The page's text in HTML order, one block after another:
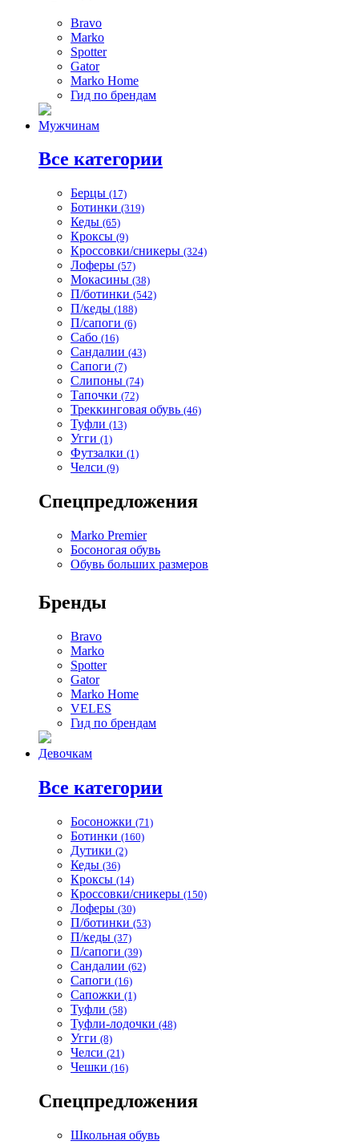
Bravo
Marko
Spotter
Gator
Marko Home
Гид по брендам
Мужчинам
Все категории
Берцы (17)
Ботинки (319)
Кеды (65)
Кроксы (9)
Кроссовки/сникеры (324)
Лоферы (57)
Мокасины (38)
П/ботинки (542)
П/кеды (188)
П/сапоги (6)
Сабо (16)
Сандалии (43)
Сапоги (7)
Слипоны (74)
Тапочки (72)
Треккинговая обувь (46)
Туфли (13)
Угги (1)
Футзалки (1)
Челси (9)
Спецпредложения
Marko Premier
Босоногая обувь
Обувь больших размеров
Бренды
Bravo
Marko
Spotter
Gator
Marko Home
VELES
Гид по брендам
Девочкам
Все категории
Босоножки (71)
Ботинки (160)
Дутики (2)
Кеды (36)
Кроксы (14)
Кроссовки/сникеры (150)
Лоферы (30)
П/ботинки (53)
П/кеды (37)
П/сапоги (39)
Сандалии (62)
Сапоги (16)
Сапожки (1)
Туфли (58)
Туфли-лодочки (48)
Угги (8)
Челси (21)
Чешки (16)
Спецпредложения
Школьная обувь